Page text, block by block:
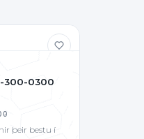
300-0300
þeir bestu í